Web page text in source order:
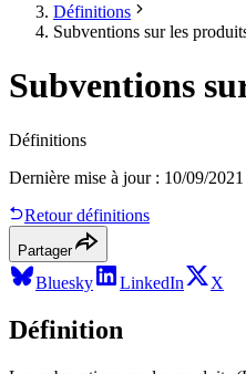
Définitions
Subventions sur les
Subventions
Définitions
Dernière mise à jour: 10/09/2021
Retour définitions
Partager
Bluesky LinkedIn X
Définition